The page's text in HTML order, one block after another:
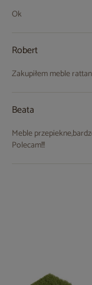
Ok
Robert
Zakupiłem meble
Beata
Meble
Polecam!!!